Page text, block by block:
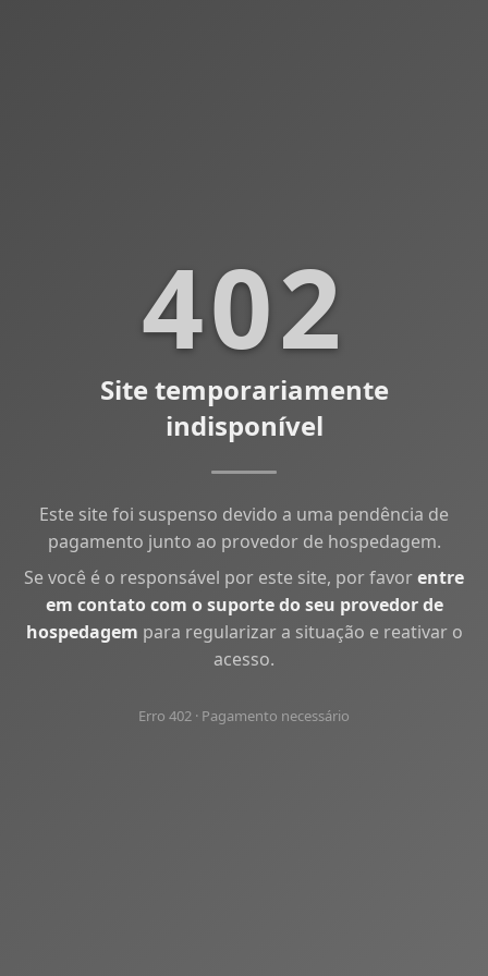
402
Site temporariamente
indisponível
Este site foi suspenso devido a uma pendência de
pagamento junto ao provedor de hospedagem.
Se você é o responsável por este site, por favorentre
em contato com o suporte do seu provedor de
hospedagem para regularizar a situação e reativar o
acesso.
Erro 402 · Pagamento necessário